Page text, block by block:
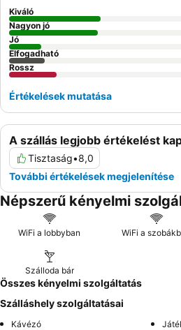
A szállás legjobb értékelést
Tisztaság•8,0
További értékelések megjelenítése
Kiváló
Nagyon jó
Jó
Elfogadható
Rossz
Értékelések mutatása
Népszerű kényelmi
WiFi a lobbyban WiFi a
Szálloda bár
Összes kényelmi szolgáltatás
Szálláshely szolgáltatásai
Kávézó